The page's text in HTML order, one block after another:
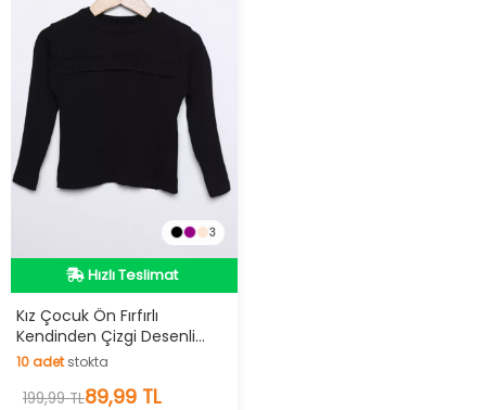
3
İndirimli Ürün
Hızlı Teslimat
İndirimli Ürün
Kız Çocuk Ön Fırfırlı
Kendinden Çizgi Desenli
Body Bluz
10adetstokta
10adet stokta
199,99 TL89,99 TL